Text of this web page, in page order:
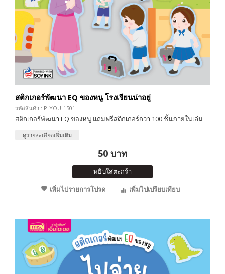
สติกเกอร์พัฒนา EQ ของหนู โรงเรียนน่าอยู่
รหัสสินค้า : P-YOU-1501
สติกเกอร์พัฒนา EQ ของหนู แถมฟรีสติกเกอร์กว่า 100 ชิ้นภายในเล่ม
ดูรายละเอียดเพิ่มเติม
50 บาท
หยิบใส่ตะกร้า
เพิ่มไปรายการโปรด
เพิ่มไปเปรียบเทียบ